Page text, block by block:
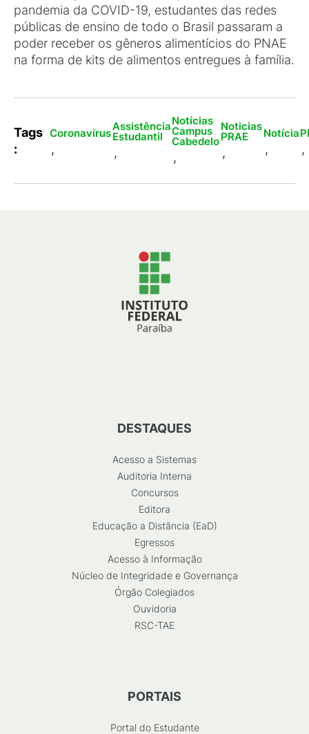
pandemia da COVID-19, estudantes das redes
públicas de ensino de todo o Brasil passaram a
poder receber os gêneros alimentícios do PNAE
na forma de kits de alimentos entregues à família.
Tags
:
Coronavírus
,
Assistência
Estudantil
,
Notícias
Campus
Cabedelo
,
Noticias
PRAE
,
Notícia
, ,
DESTAQUES
Acesso a Sistemas
Auditoria Interna
Concursos
Editora
Educação a Distância (EaD)
Egressos
Acesso à Informação
Núcleo de Integridade e Governança
Órgão Colegiados
Ouvidoria
RSC-TAE
PORTAIS
Portal do Estudante